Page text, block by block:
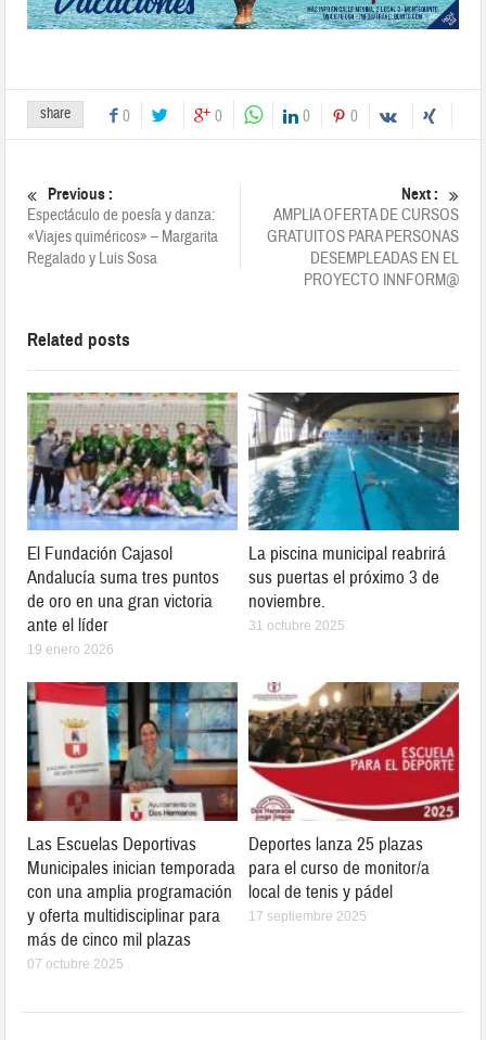
share 0 0 0 0
Previous :
Espectáculo de poesía y danza:
«Viajes quiméricos» – Margarita
Regalado y Luis Sosa
Next :
AMPLIA OFERTA DE CURSOS
GRATUITOS PARA PERSONAS
DESEMPLEADAS EN EL
PROYECTO INNFORM@
Related posts
El Fundación Cajasol
Andalucía suma tres puntos
de oro en una gran victoria
ante el líder
19 enero 2026
La piscina municipal reabrirá
sus puertas el próximo 3 de
noviembre.
31 octubre 2025
Las Escuelas Deportivas
Municipales inician temporada
con una amplia programación
y oferta multidisciplinar para
más de cinco mil plazas
07 octubre 2025
Deportes lanza 25 plazas
para el curso de monitor/a
local de tenis y pádel
17 septiembre 2025